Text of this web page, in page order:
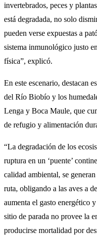
invertebrados, peces y
está degradada, no solo
pueden verse expuestas a
sistema inmunológico justo
física”, explicó.
En este escenario, destacan
del Río Biobío y los
Lenga y Boca Maule, que
de refugio y alimentación
“La degradación de los
ruptura en un ‘puente’
calidad ambiental, se
ruta, obligando a las aves a
aumenta el gasto energético
sitio de parada no provee la
producirse mortalidad por